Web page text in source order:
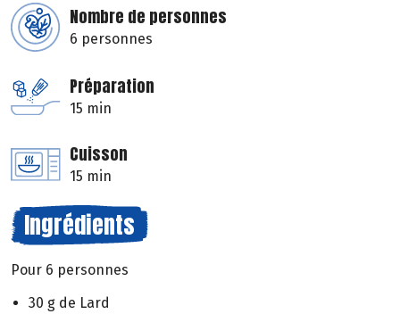
Nombre de personnes
6 personnes
Préparation
15 min
Cuisson
15 min
Ingrédients
Pour 6 personnes
30 g de Lard